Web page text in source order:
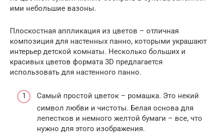
ими небольшие вазоны.
Плоскостная аппликация из цветов – отличная
композиция для настенных панно, которыми украшают
интерьер детской комнаты. Несколько больших и
красивых цветов формата 3D предлагается
использовать для настенного панно.
Самый простой цветок – ромашка. Это некий
символ любви и чистоты. Белая основа для
лепестков и немного желтой бумаги – все, что
нужно для этого изображения.